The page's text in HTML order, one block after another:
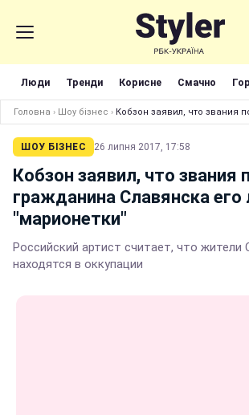
Люди Тренди Корисне Смачно
Головна › Шоу бізнес › Кобзон заявил, что звания
ШОУ БІЗНЕС 26 липня 2017, 17:58
Кобзон заявил, что звания
гражданина Славянска его
"марионетки"
Российский артист считает, что жители
находятся в оккупации